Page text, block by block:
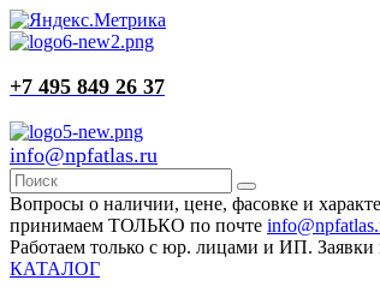
+7 495 849 26 37
info@npfatlas.ru
Вопросы о наличии, цене, фасовке и
принимаем ТОЛЬКО по почте
Работаем только с юр. лицами и ИП. Заявки
КАТАЛОГ